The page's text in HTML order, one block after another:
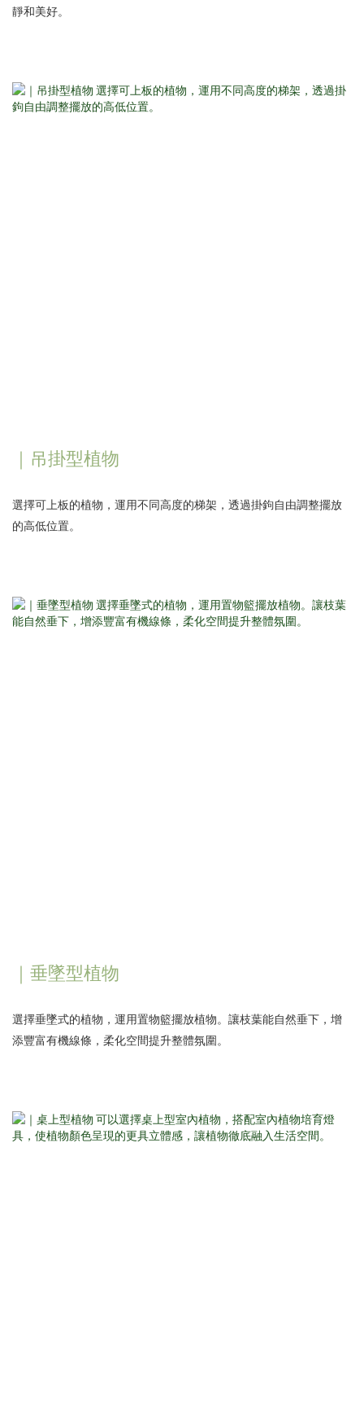
靜和美好。
｜吊掛型植物
選擇可上板的植物，運用不同高度的梯架，透過掛鉤自由調整擺放
的高低位置。
｜垂墜型植物
選擇垂墜式的植物，運用置物籃擺放植物。讓枝葉能自然垂下，增
添豐富有機線條，柔化空間提升整體氛圍。